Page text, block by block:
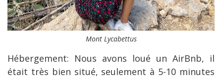
Mont Lycabettus
Hébergement: Nous avons loué un AirBnb, il
était très bien situé, seulement à 5-10 minutes